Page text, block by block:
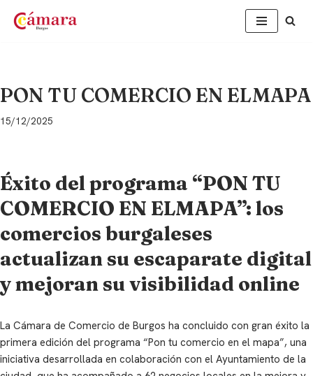
PON TU COMERCIO EN ELMAPA
15/12/2025
Éxito del programa “PON TU
COMERCIO EN ELMAPA”: los
comercios burgaleses
actualizan su escaparate digital
y mejoran su visibilidad online
La Cámara de Comercio de Burgos ha concluido con gran éxito la
primera edición del programa “Pon tu comercio en el mapa”, una
iniciativa desarrollada en colaboración con el Ayuntamiento de la